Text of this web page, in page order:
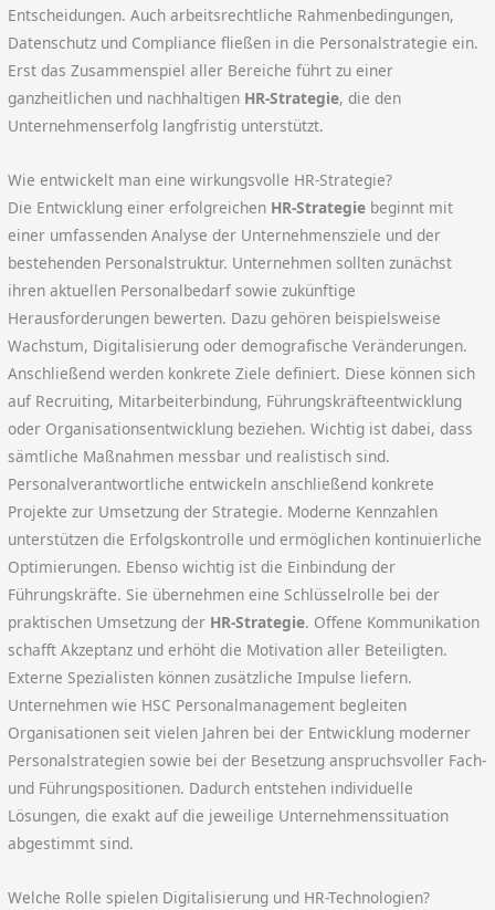
Entscheidungen. Auch arbeitsrechtliche Rahmenbedingungen,
Datenschutz und Compliance fließen in die Personalstrategie ein.
Erst das Zusammenspiel aller Bereiche führt zu einer
ganzheitlichen und nachhaltigen HR-Strategie, die den
Unternehmenserfolg langfristig unterstützt.
Wie entwickelt man eine wirkungsvolle HR-Strategie?
Die Entwicklung einer erfolgreichen HR-Strategie beginnt mit
einer umfassenden Analyse der Unternehmensziele und der
bestehenden Personalstruktur. Unternehmen sollten zunächst
ihren aktuellen Personalbedarf sowie zukünftige
Herausforderungen bewerten. Dazu gehören beispielsweise
Wachstum, Digitalisierung oder demografische Veränderungen.
Anschließend werden konkrete Ziele definiert. Diese können sich
auf Recruiting, Mitarbeiterbindung, Führungskräfteentwicklung
oder Organisationsentwicklung beziehen. Wichtig ist dabei, dass
sämtliche Maßnahmen messbar und realistisch sind.
Personalverantwortliche entwickeln anschließend konkrete
Projekte zur Umsetzung der Strategie. Moderne Kennzahlen
unterstützen die Erfolgskontrolle und ermöglichen kontinuierliche
Optimierungen. Ebenso wichtig ist die Einbindung der
Führungskräfte. Sie übernehmen eine Schlüsselrolle bei der
praktischen Umsetzung der HR-Strategie. Offene Kommunikation
schafft Akzeptanz und erhöht die Motivation aller Beteiligten.
Externe Spezialisten können zusätzliche Impulse liefern.
Unternehmen wie HSC Personalmanagement begleiten
Organisationen seit vielen Jahren bei der Entwicklung moderner
Personalstrategien sowie bei der Besetzung anspruchsvoller Fach-
und Führungspositionen. Dadurch entstehen individuelle
Lösungen, die exakt auf die jeweilige Unternehmenssituation
abgestimmt sind.
Welche Rolle spielen Digitalisierung und HR-Technologien?